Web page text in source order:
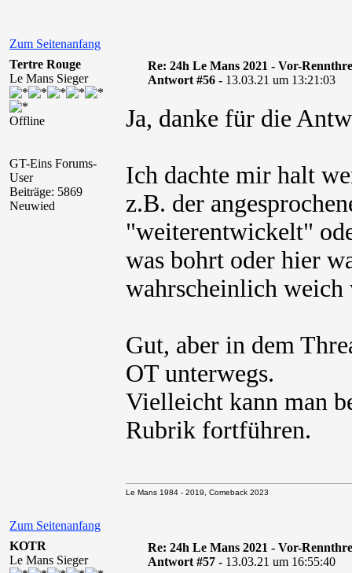
Zum Seitenanfang
Tertre Rouge
Le Mans Sieger
Offline
GT-Eins Forums-
User
Beiträge: 5869
Neuwied
Re: 24h Le Mans 2021 - Vor-
Antwort #56 - 13.03.21 um 13:21:03
Ja, danke für die
Ich dachte mir halt
z.B. der
"weiterentwickelt"
was bohrt oder hier
wahrscheinlich weich
Gut, aber in dem
OT unterwegs.
Vielleicht kann man
Rubrik fortführen.
Zum Seitenanfang
Le Mans 1984 - 2019, Comeback 2023
KOTR
Le Mans Sieger
Re: 24h Le Mans 2021 - Vor-
Antwort #57 - 13.03.21 um 16:55:40